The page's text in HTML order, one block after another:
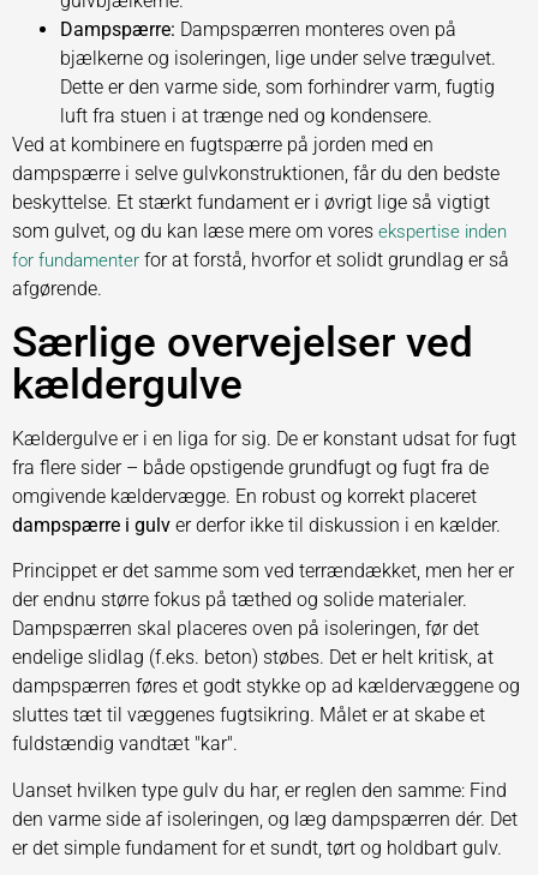
Dampspærre: Dampspærren monteres oven på
bjælkerne og isoleringen, lige under selve trægulvet.
Dette er den varme side, som forhindrer varm, fugtig
luft fra stuen i at trænge ned og kondensere.
Ved at kombinere en fugtspærre på jorden med en
dampspærre i selve gulvkonstruktionen, får du den bedste
beskyttelse. Et stærkt fundament er i øvrigt lige så vigtigt
som gulvet, og du kan læse mere om vores ekspertise inden
for fundamenter for at forstå, hvorfor et solidt grundlag er så
afgørende.
Særlige overvejelser ved
kældergulve
Kældergulve er i en liga for sig. De er konstant udsat for fugt
fra flere sider – både opstigende grundfugt og fugt fra de
omgivende kældervægge. En robust og korrekt placeret
dampspærre i gulv er derfor ikke til diskussion i en kælder.
Princippet er det samme som ved terrændækket, men her er
der endnu større fokus på tæthed og solide materialer.
Dampspærren skal placeres oven på isoleringen, før det
endelige slidlag (f.eks. beton) støbes. Det er helt kritisk, at
dampspærren føres et godt stykke op ad kældervæggene og
sluttes tæt til væggenes fugtsikring. Målet er at skabe et
fuldstændig vandtæt "kar".
Uanset hvilken type gulv du har, er reglen den samme: Find
den varme side af isoleringen, og læg dampspærren dér. Det
er det simple fundament for et sundt, tørt og holdbart gulv.